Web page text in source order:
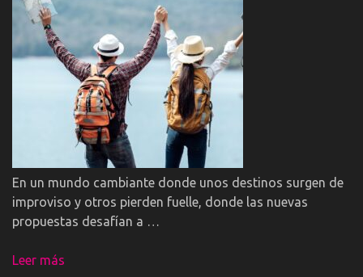
En un mundo cambiante donde unos destinos surgen de
improviso y otros pierden fuelle, donde las nuevas
propuestas desafían a …
Leer más